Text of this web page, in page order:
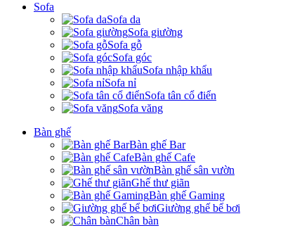
Sofa
Sofa da
Sofa giường
Sofa gỗ
Sofa góc
Sofa nhập khẩu
Sofa nỉ
Sofa tân cổ điển
Sofa văng
Bàn ghế
Bàn ghế Bar
Bàn ghế Cafe
Bàn ghế sân vườn
Ghế thư giãn
Bàn ghế Gaming
Giường ghế bể bơi
Chân bàn